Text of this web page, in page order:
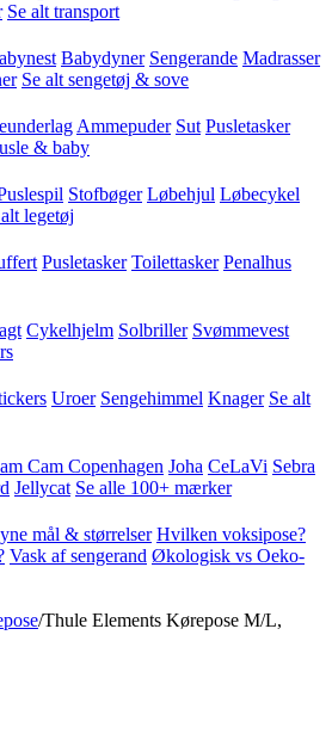
Se alt transport
Babydyner Sengerande Madrasser
Se alt sengetøj & sove
Ammepuder Sut Pusletasker
& baby
Stofbøger Løbehjul Løbecykel
legetøj
Pusletasker Toilettasker Penalhus
Cykelhjelm Solbriller Svømmevest
Uroer Sengehimmel Knager Se alt
Cam Copenhagen Joha CeLaVi Sebra
Jellycat Se alle 100+ mærker
mål & størrelser Hvilken voksipose?
Vask af sengerand Økologisk vs Oeko-
/Thule Elements Kørepose M/L,